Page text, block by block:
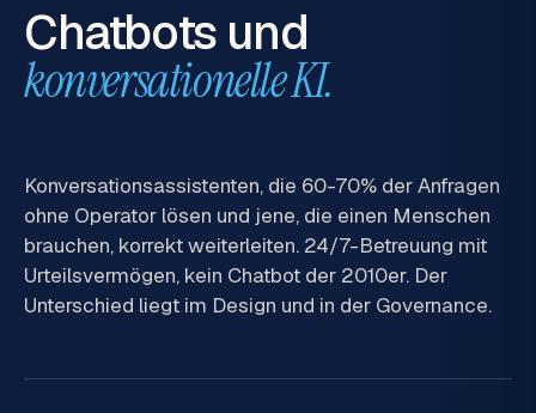
Chatbots und
konversationelle KI.
Konversationsassistenten, die 60-70% der Anfragen
ohne Operator lösen und jene, die einen Menschen
brauchen, korrekt weiterleiten. 24/7-Betreuung mit
Urteilsvermögen, kein Chatbot der 2010er. Der
Unterschied liegt im Design und in der Governance.